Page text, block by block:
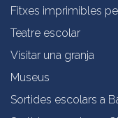
Fitxes imprimibles
Teatre escolar
Visitar una granja
Museus
Sortides escolars a